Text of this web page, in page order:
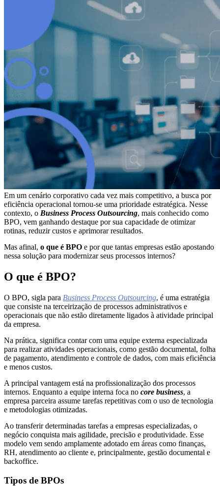
Em um cenário corporativo cada vez mais competitivo, a busca por
eficiência operacional tornou-se uma prioridade estratégica. Nesse
contexto, o Business Process Outsourcing, mais conhecido como
BPO, vem ganhando destaque por sua capacidade de otimizar
rotinas, reduzir custos e aprimorar resultados.
Mas afinal, o que é BPO e por que tantas empresas estão apostando
nessa solução para modernizar seus processos internos?
O que é BPO?
O BPO, sigla para Business Process Outsourcing, é uma estratégia
que consiste na terceirização de processos administrativos e
operacionais que não estão diretamente ligados à atividade principal
da empresa.
Na prática, significa contar com uma equipe externa especializada
para realizar atividades operacionais, como gestão documental, folha
de pagamento, atendimento e controle de dados, com mais eficiência
e menos custos.
A principal vantagem está na profissionalização dos processos
internos. Enquanto a equipe interna foca no core business, a
empresa parceira assume tarefas repetitivas com o uso de tecnologia
e metodologias otimizadas.
Ao transferir determinadas tarefas a empresas especializadas, o
negócio conquista mais agilidade, precisão e produtividade. Esse
modelo vem sendo amplamente adotado em áreas como finanças,
RH, atendimento ao cliente e, principalmente, gestão documental e
backoffice.
Tipos de BPOs